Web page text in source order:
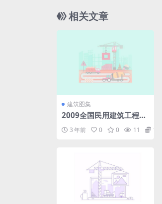
相关文章
建筑图集
2009全国民用建筑工程设
计技术措施-给水排水.pdf
3 年前 0 0 11 1.98